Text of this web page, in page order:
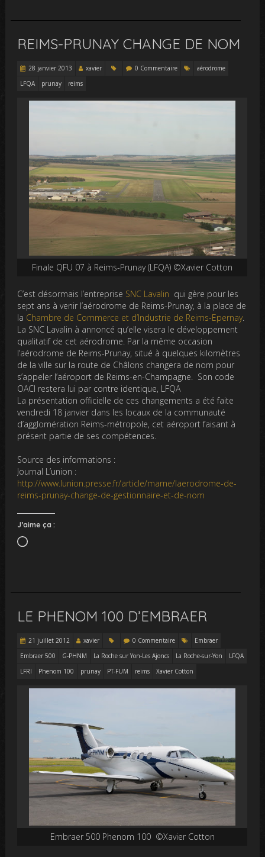
REIMS-PRUNAY CHANGE DE NOM
28 janvier 2013 xavier 0 Commentaire
aérodrome
LFQA
prunay reims
Finale QFU 07 à Reims-Prunay (LFQA) ©Xavier Cotton
C’est désormais l’entreprise SNC Lavalin qui gère pour les
sept ans à venir l’aérodrome de Reims-Prunay, à la place de
la Chambre de Commerce et d’Industrie de Reims-Epernay.
La SNC Lavalin à annoncé qu’elle visera le développement
qualitatif de cet aérodrome. Par la même occasion
l’aérodrome de Reims-Prunay, situé à quelques kilomètres
de la ville sur la route de Châlons changera de nom pour
s’appeler l’aéroport de Reims-en-Champagne. Son code
OACI restera lui par contre identique, LFQA
La présentation officielle de ces changements a été faite
vendredi 18 janvier dans les locaux de la communauté
d’agglomération Reims-métropole, cet aéroport faisant à
présent partie de ses compétences.
Source des informations :
Journal L’union :
http://www.lunion.presse.fr/article/marne/laerodrome-de-
reims-prunay-change-de-gestionnaire-et-de-nom
J’aime ça :
Chargement…
LE PHENOM 100 D’EMBRAER
21 juillet 2012 xavier 0 Commentaire
Embraer
Embraer 500
G-PHNM La Roche sur Yon-Les Ajoncs La Roche-sur-Yon
LFQA
LFRI
Phenom 100 prunay PT-FUM reims Xavier Cotton
Embraer 500 Phenom 100 ©Xavier Cotton